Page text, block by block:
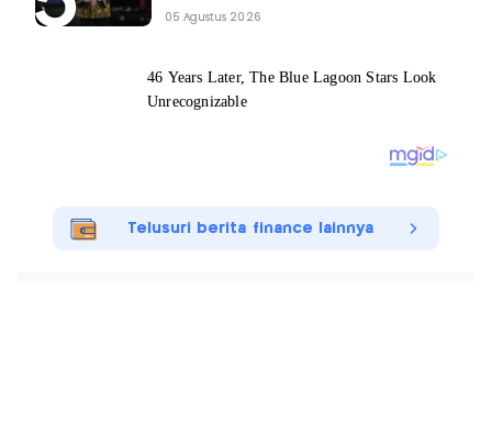
05 Agustus 2026
Telusuri berita finance lainnya